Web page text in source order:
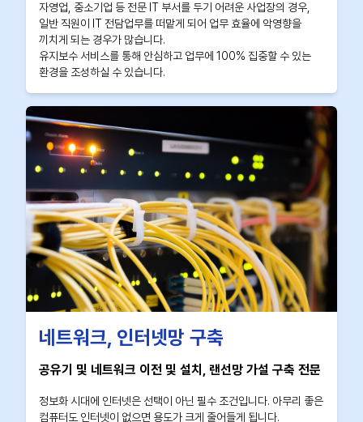
자영업, 중소기업 등 전문 IT 부서를 두기 어려운 사업장의 경우,
일반 직원이 IT 전담업무를 떠맡게 되어 업무 효율에 악영향을
끼치게 되는 경우가 많습니다.
유지보수 서비스를 통해 안심하고 업무에 100% 집중할 수 있는
환경을 조성하실 수 있습니다.
네트워크, 인터넷망 구축
공유기 및 네트워크 이전 및 설치, 랜선망 가설 구축 전문
정보화 시대에 인터넷은 선택이 아닌 필수 조건입니다. 아무리 좋은
컴퓨터도 인터넷이 없으면 용도가 크게 줄어들게 됩니다.